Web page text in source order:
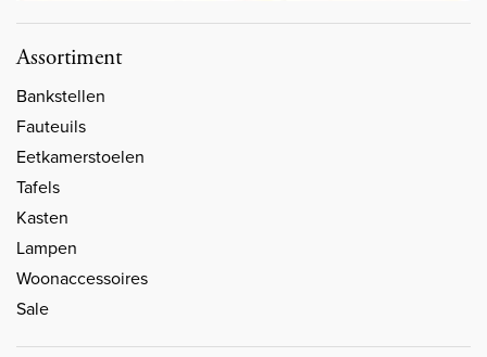
Assortiment
Bankstellen
Fauteuils
Eetkamerstoelen
Tafels
Kasten
Lampen
Woonaccessoires
Sale